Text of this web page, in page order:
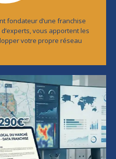
fondateur d’une franchise
vous apportent les
votre propre réseau